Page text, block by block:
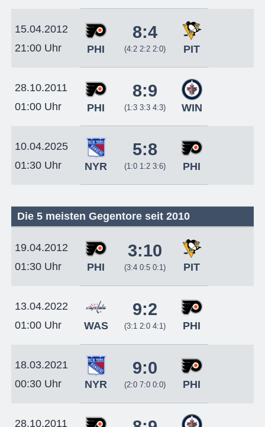
15.04.2012
21:00 Uhr
PHI
8:4
(4:2 2:2 2:0) PIT
28.10.2011
01:00 Uhr
PHI
8:9
(1:3 3:3 4:3) WIN
10.04.2025
01:30 Uhr
NYR
5:8
(1:0 1:2 3:6) PHI
Die 5 meisten Gegentore seit 2010
19.04.2012
01:30 Uhr
PHI
3:10
(3:4 0:5 0:1) PIT
13.04.2022
01:00 Uhr
WAS
9:2
(3:1 2:0 4:1) PHI
18.03.2021
00:30 Uhr
NYR
9:0
(2:0 7:0 0:0) PHI
28.10.2011